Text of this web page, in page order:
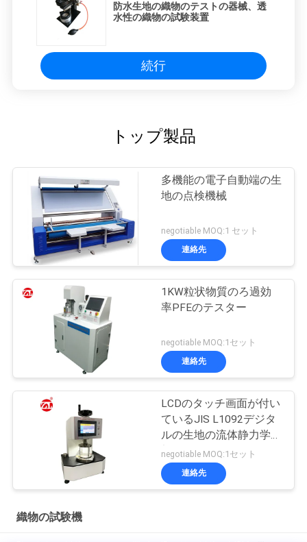
防水生地の織物のテストの器械、透
水性の織物の試験装置
続行
トップ製品
多機能の電子自動端の生
地の点検機械
negotiable MOQ:1 セット
連絡先
1KW粒状物質のろ過効
率PFEのテスター
negotiable MOQ:1セット
連絡先
LCDのタッチ画面が付い
ているJIS L1092デジタ
ルの生地の流体静力学頭
部のテスター
negotiable MOQ:1セット
連絡先
織物の試験機